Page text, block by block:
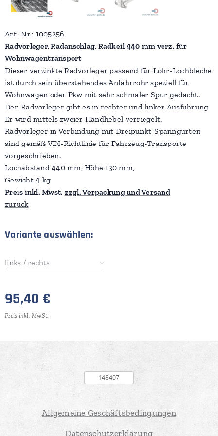
Art.-Nr.: 1005256
Radvorleger, Radanschlag, Radkeil 440 mm verz. für
Wohnwagentransport
Dieser verzinkte Radvorleger passend für Lohr-Lochbleche
ist durch sein überstehendes Anfahrrohr speziell für
Wohnwagen oder Pkw mit sehr schmaler Spur gedacht.
Den Radvorleger gibt es in rechter und linker Ausführung.
Er wird mittels zweier Handhebel verriegelt.
Radvorleger in Verbindung mit Dreipunkt-Spanngurten
sind gemäß VDI-Richtlinie für Fahrzeug-Transporte
vorgeschrieben.
Lochabstand 440 mm, Höhe 130 mm,
Gewicht 4 kg
Preis inkl. Mwst. zzgl. Verpackung und Versand
zurück
Variante auswählen:
links / rechts
95,40 €
Preis inkl. MwSt.
Allgemeine Geschäftsbedingungen
Datenschutzerklärung